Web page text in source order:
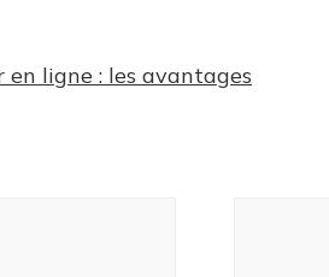
ligne : les avantages